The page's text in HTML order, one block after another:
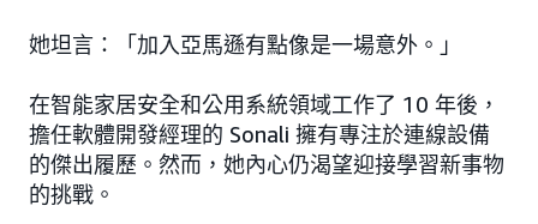
她坦言：「加入亞馬遜有點像是一場意外。」
在智能家居安全和公用系統領域工作了 10 年後，
擔任軟體開發經理的 Sonali 擁有專注於連線設備
的傑出履歷。然而，她內心仍渴望迎接學習新事物
的挑戰。